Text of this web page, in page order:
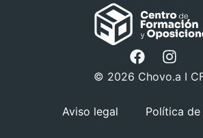
© 2026 Chovo.a I
Aviso legal Política